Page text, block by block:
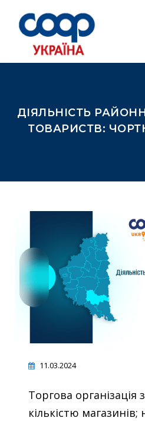
ДІЯЛЬНІСТЬ
ТОВАРИСТВ:
11.03.2024
Торгова
кількістю магазинів;